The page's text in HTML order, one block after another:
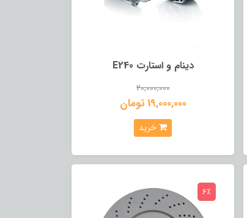
دینام و استارت E240
20,000,000
19,000,000 تومان
خرید
6٪